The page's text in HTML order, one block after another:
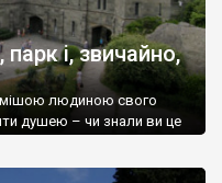
і, звичайно,
людиною свого
душею – чи знали ви це